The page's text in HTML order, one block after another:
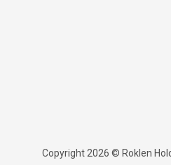
Copyright 2026 © Roklen